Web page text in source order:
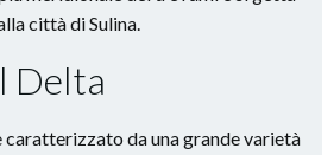
città di Sulina.
Delta
caratterizzato da una grande varietà